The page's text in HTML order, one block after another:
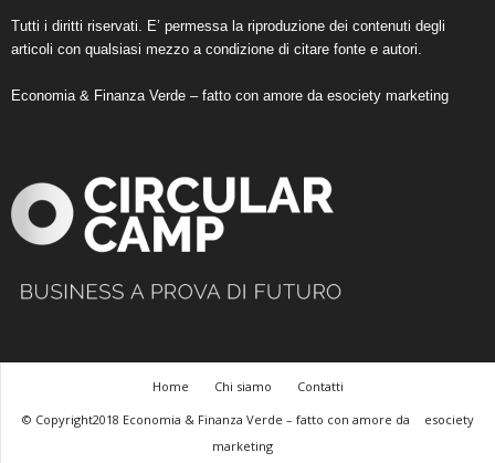
Tutti i diritti riservati. E’ permessa la riproduzione dei contenuti degli
articoli con qualsiasi mezzo a condizione di citare fonte e autori.
Economia & Finanza Verde – fatto con amore da esociety marketing
Home Chi siamo
Contatti
© Copyright2018 Economia & Finanza Verde – fatto con amore da
esociety
marketing